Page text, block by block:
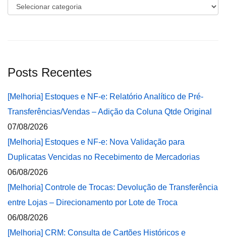
Categorias
Posts Recentes
[Melhoria] Estoques e NF-e: Relatório Analítico de Pré-
Transferências/Vendas – Adição da Coluna Qtde Original
07/08/2026
[Melhoria] Estoques e NF-e: Nova Validação para
Duplicatas Vencidas no Recebimento de Mercadorias
06/08/2026
[Melhoria] Controle de Trocas: Devolução de Transferência
entre Lojas – Direcionamento por Lote de Troca
06/08/2026
[Melhoria] CRM: Consulta de Cartões Históricos e